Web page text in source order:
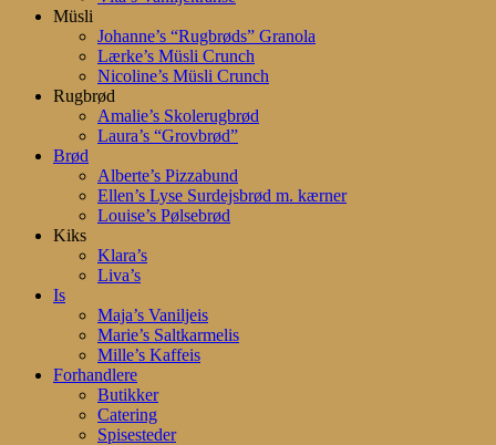
Müsli
Johanne’s “Rugbrøds” Granola
Lærke’s Müsli Crunch
Nicoline’s Müsli Crunch
Rugbrød
Amalie’s Skolerugbrød
Laura’s “Grovbrød”
Brød
Alberte’s Pizzabund
Ellen’s Lyse Surdejsbrød m. kærner
Louise’s Pølsebrød
Kiks
Klara’s
Liva’s
Is
Maja’s Vaniljeis
Marie’s Saltkarmelis
Mille’s Kaffeis
Forhandlere
Butikker
Catering
Spisesteder